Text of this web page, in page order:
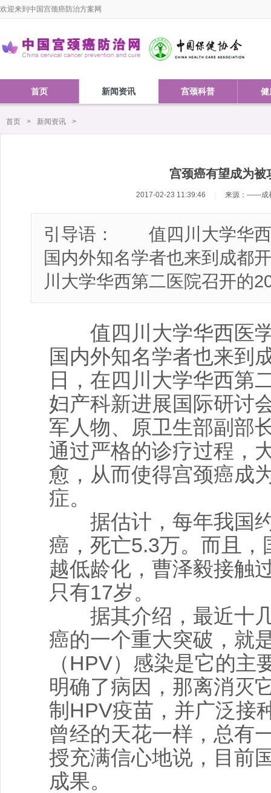
欢迎来到中国宫颈癌防治方案网
首页 新闻资讯 宫颈科普
首页 > 新闻资讯 >
宫颈癌有望成为被
2017-02-23 11:39:46 来源：——成
引导语： 值四川大学华西
国内外知名学者也来到成都
川大学华西第二医院召开的
值四川大学华西医学
国内外知名学者也来到
日，在四川大学华西第
妇产科新进展国际研讨
军人物、原卫生部副部
通过严格的诊疗过程，
愈，从而使得宫颈癌成
症。
据估计，每年我国约
癌，死亡5.3万。而且
越低龄化，曹泽毅接触
只有17岁。
据其介绍，最近十几
癌的一个重大突破，就
（HPV）感染是它的主
明确了病因，那离消灭
制HPV疫苗，并广泛接
曾经的天花一样，总有
授充满信心地说，目前
成果。